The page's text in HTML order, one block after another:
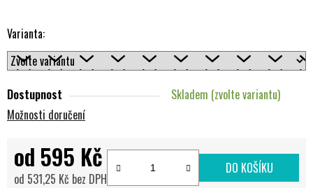
Varianta:
Dostupnost
Skladem (zvolte variantu)
Možnosti doručení
od 595 Kč
od 531,25 Kč bez DPH
DO KOŠÍKU